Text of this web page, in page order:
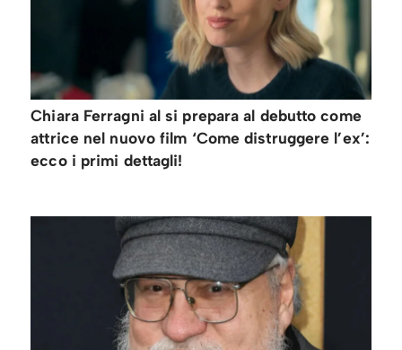
Chiara Ferragni al si prepara al debutto come
attrice nel nuovo film ‘Come distruggere l’ex’:
ecco i primi dettagli!